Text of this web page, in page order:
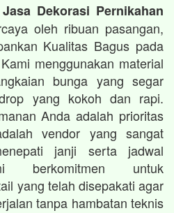
Dekorasi Pernikahan
oleh ribuan pasangan,
Kualitas Bagus pada
menggunakan material
bunga yang segar
yang kokoh dan rapi.
Anda adalah prioritas
vendor yang sangat
janji serta jadwal
berkomitmen untuk
yang telah disepakati agar
tanpa hambatan teknis